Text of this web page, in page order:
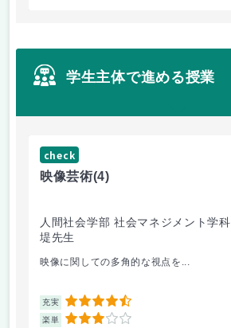
学生主体で進める授業
check
映像芸術(4)
人間社会学部 社会マネジメント学科
堤先生
映像に関しての多角的な視点を...
充実 4.5
楽単 3